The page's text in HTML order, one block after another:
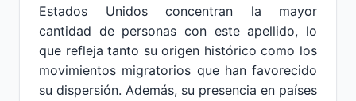
Estados Unidos concentran la mayor
cantidad de personas con este apellido, lo
que refleja tanto su origen histórico como los
movimientos migratorios que han favorecido
su dispersión. Además, su presencia en países